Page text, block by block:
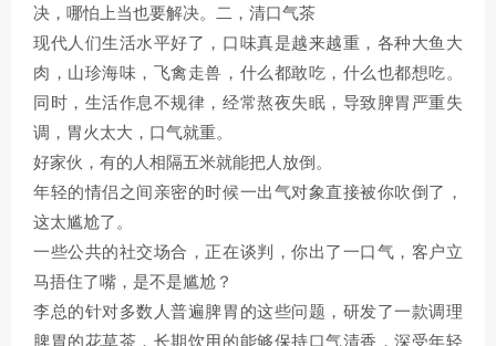
决，哪怕上当也要解决。二，清口气茶
现代人们生活水平好了，口味真是越来越重，各种大鱼大
肉，山珍海味，飞禽走兽，什么都敢吃，什么也都想吃。
同时，生活作息不规律，经常熬夜失眠，导致脾胃严重失
调，胃火太大，口气就重。
好家伙，有的人相隔五米就能把人放倒。
年轻的情侣之间亲密的时候一出气对象直接被你吹倒了，
这太尴尬了。
一些公共的社交场合，正在谈判，你出了一口气，客户立
马捂住了嘴，是不是尴尬？
李总的针对多数人普遍脾胃的这些问题，研发了一款调理
脾胃的花草茶，长期饮用的能够保持口气清香，深受年轻